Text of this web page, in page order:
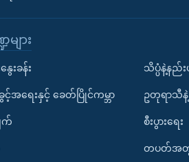
ျား
းခန်း
အရေးနှင့် ခေတ်ပြိုင်ကမ္ဘာ
က်
သိပ္ပံနဲ့နည်
ဥတုရာသီနဲ့
စီးပွားရေး
တပတ်အတွ